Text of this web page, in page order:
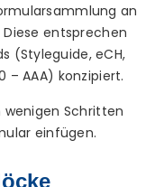
an
entsprechen
(Styleguide, eCH,
– AAA) konzipiert.
wenigen Schritten
einfügen.